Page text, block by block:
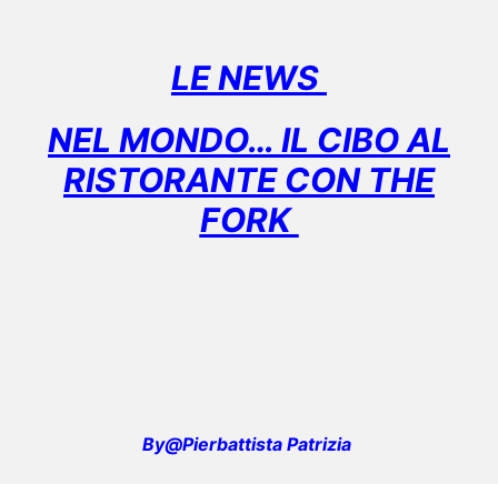
LE NEWS
NEL MONDO… IL CIBO AL
RISTORANTE CON THE
FORK
By@Pierbattista Patrizia